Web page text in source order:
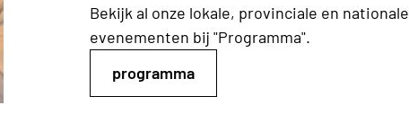
Bekijk al onze lokale, provinciale en nationale
evenementen bij "Programma".
programma